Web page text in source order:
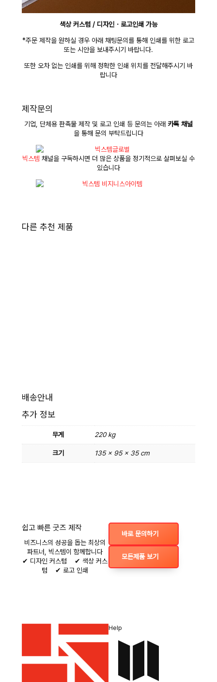
색상 커스텀 / 디자인・로고인쇄 가능
*주문 제작을 원하실 경우 아래 채팅문의를 통해 인쇄를 위한 로고
또는 시안을 보내주시기 바랍니다.
또한 오차 없는 인쇄를 위해 정확한 인쇄 위치를 전달해주시기 바
랍니다
제작문의
기업, 단체용 판촉물 제작 및 로고 인쇄 등 문의는 아래 카톡 채널
을 통해 문의 부탁드립니다
빅스템 채널을 구독하시면 더 많은 상품을 정기적으로 살펴보실 수
있습니다
다른 추천 제품
배송안내
추가 정보
무게 220 kg
크기 135 × 95 × 35 cm
쉽고 빠른 굿즈 제작
비즈니스의 성공을 돕는 최상의
파트너, 빅스템이 함께합니다
✔ 디자인 커스텀 ✔ 색상 커스
텀 ✔ 로고 인쇄
바로 문의하기
모든제품 보기
Help
